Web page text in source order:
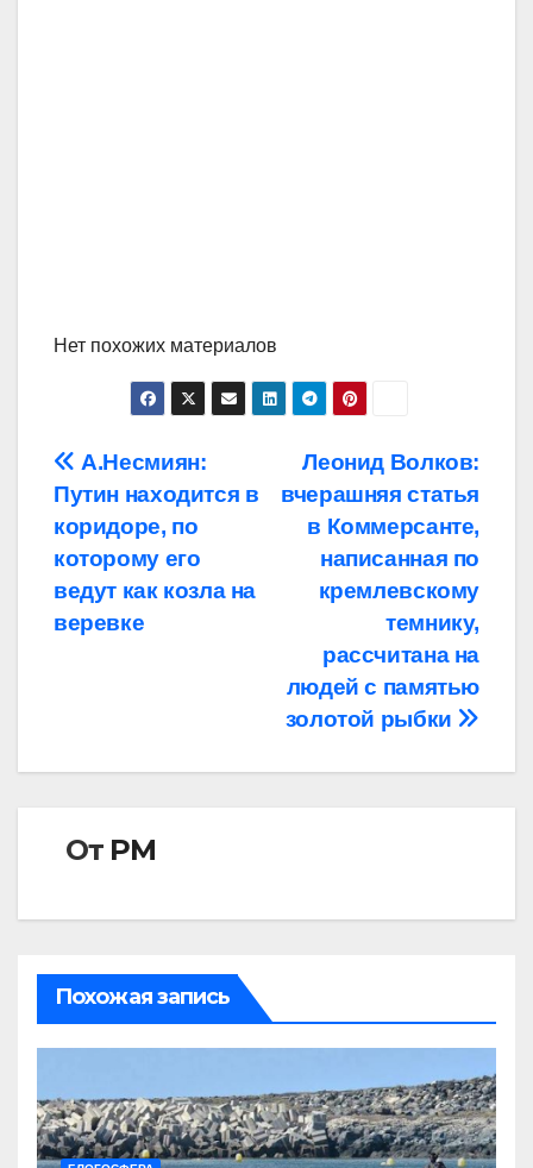
Нет похожих материалов
Навигация
по
записям
Леонид Волков:
вчерашняя статья
в Коммерсанте,
написанная по
кремлевскому
темнику,
рассчитана на
людей с памятью
золотой рыбки
А.Несмиян:
Путин находится в
коридоре, по
которому его
ведут как козла на
веревке
От РМ
Похожая запись